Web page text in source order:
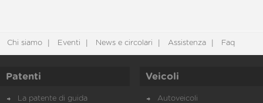
Chi siamo Eventi News e circolari Assistenza Faq
Patenti
La patente di guida
Veicoli
Autoveicoli